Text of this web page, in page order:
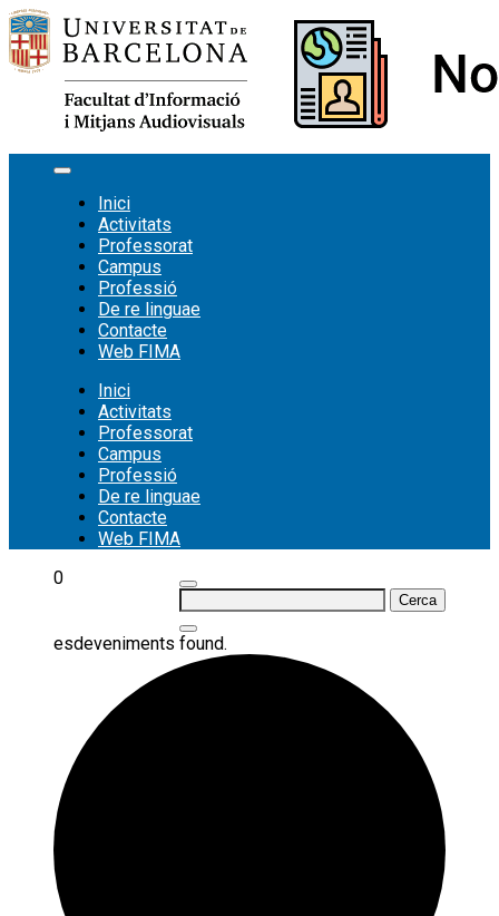
Vés
al
contingut
Inici
Activitats
Professorat
Campus
Professió
De re linguae
Contacte
Web FIMA
Inici
Activitats
Professorat
Campus
Professió
De re linguae
Contacte
Web FIMA
Cerca:
0
esdeveniments found.